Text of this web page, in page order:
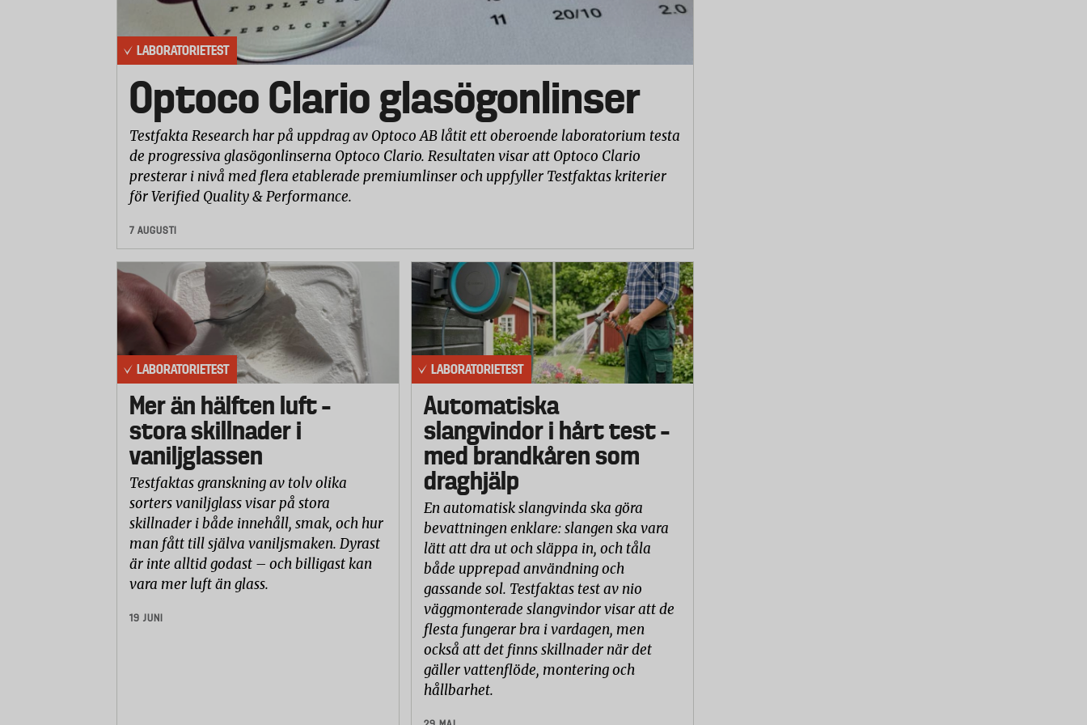
Varje produkt är en del av Röda korsets projekt. Pengarna för varje gåva som kommer in
går till det specifika projektet där produkten ingår och det landet.
Källa: redcross.se
Rädda barnen
Säljer till exempel matpaket, sovpaket med filtar och skolpaket.
Julklappen kommer att användas där den gör största möjliga nytta för barnen och där
våra experter bedömer att behoven är som störst. Gåvobeviset är ett exempel på hur
pengarna används.
Källa: raddabarnen.se
Unicef
Säljer flera olika katastrofpaket, vattenreningstabletter, cyklar, vaccinpaket med mera.
Alla produkter som finns att köpa är riktiga produkter, och inte symboliska gåvor.”
störst behov av den.
Källa: unicef.se
Läkare utan gränser
Säljer inga särskilda produkter eller paket, men ger exempel på vad pengarna kan räcka
till.
Gåvor genom gåvoshopen går tillorganisationens arbete med att förse människor med
sjukvård världen över. De öronmärks inte till speciella platser.
Källa: gavoshop.lakareutangranser.se
LABORATORIETEST
Optoco Clario glasögonlinser
Testfakta Research har på uppdrag av Optoco AB låtit ett oberoende laboratorium testa
de progressiva glasögonlinserna Optoco Clario. Resultaten visar att Optoco Clario
presterar i nivå med flera etablerade premiumlinser och uppfyller Testfaktas kriterier
för Verified Quality & Performance.
7 AUGUSTI
LABORATORIETEST
Mer än hälften luft –
stora skillnader i
vaniljglassen
Testfaktas granskning av tolv olika
sorters vaniljglass visar på stora
skillnader i både innehåll, smak, och hur
man fått till själva vaniljsmaken. Dyrast
är inte alltid godast – och billigast kan
vara mer luft än glass.
19 JUNI
LABORATORIETEST
Automatiska
slangvindor i hårt test –
med brandkåren som
draghjälp
En automatisk slangvinda ska göra
bevattningen enklare: slangen ska vara
lätt att dra ut och släppa in, och tåla
både upprepad användning och
gassande sol. Testfaktas test av nio
väggmonterade slangvindor visar att de
flesta fungerar bra i vardagen, men
också att det finns skillnader när det
gäller vattenflöde, montering och
hållbarhet.